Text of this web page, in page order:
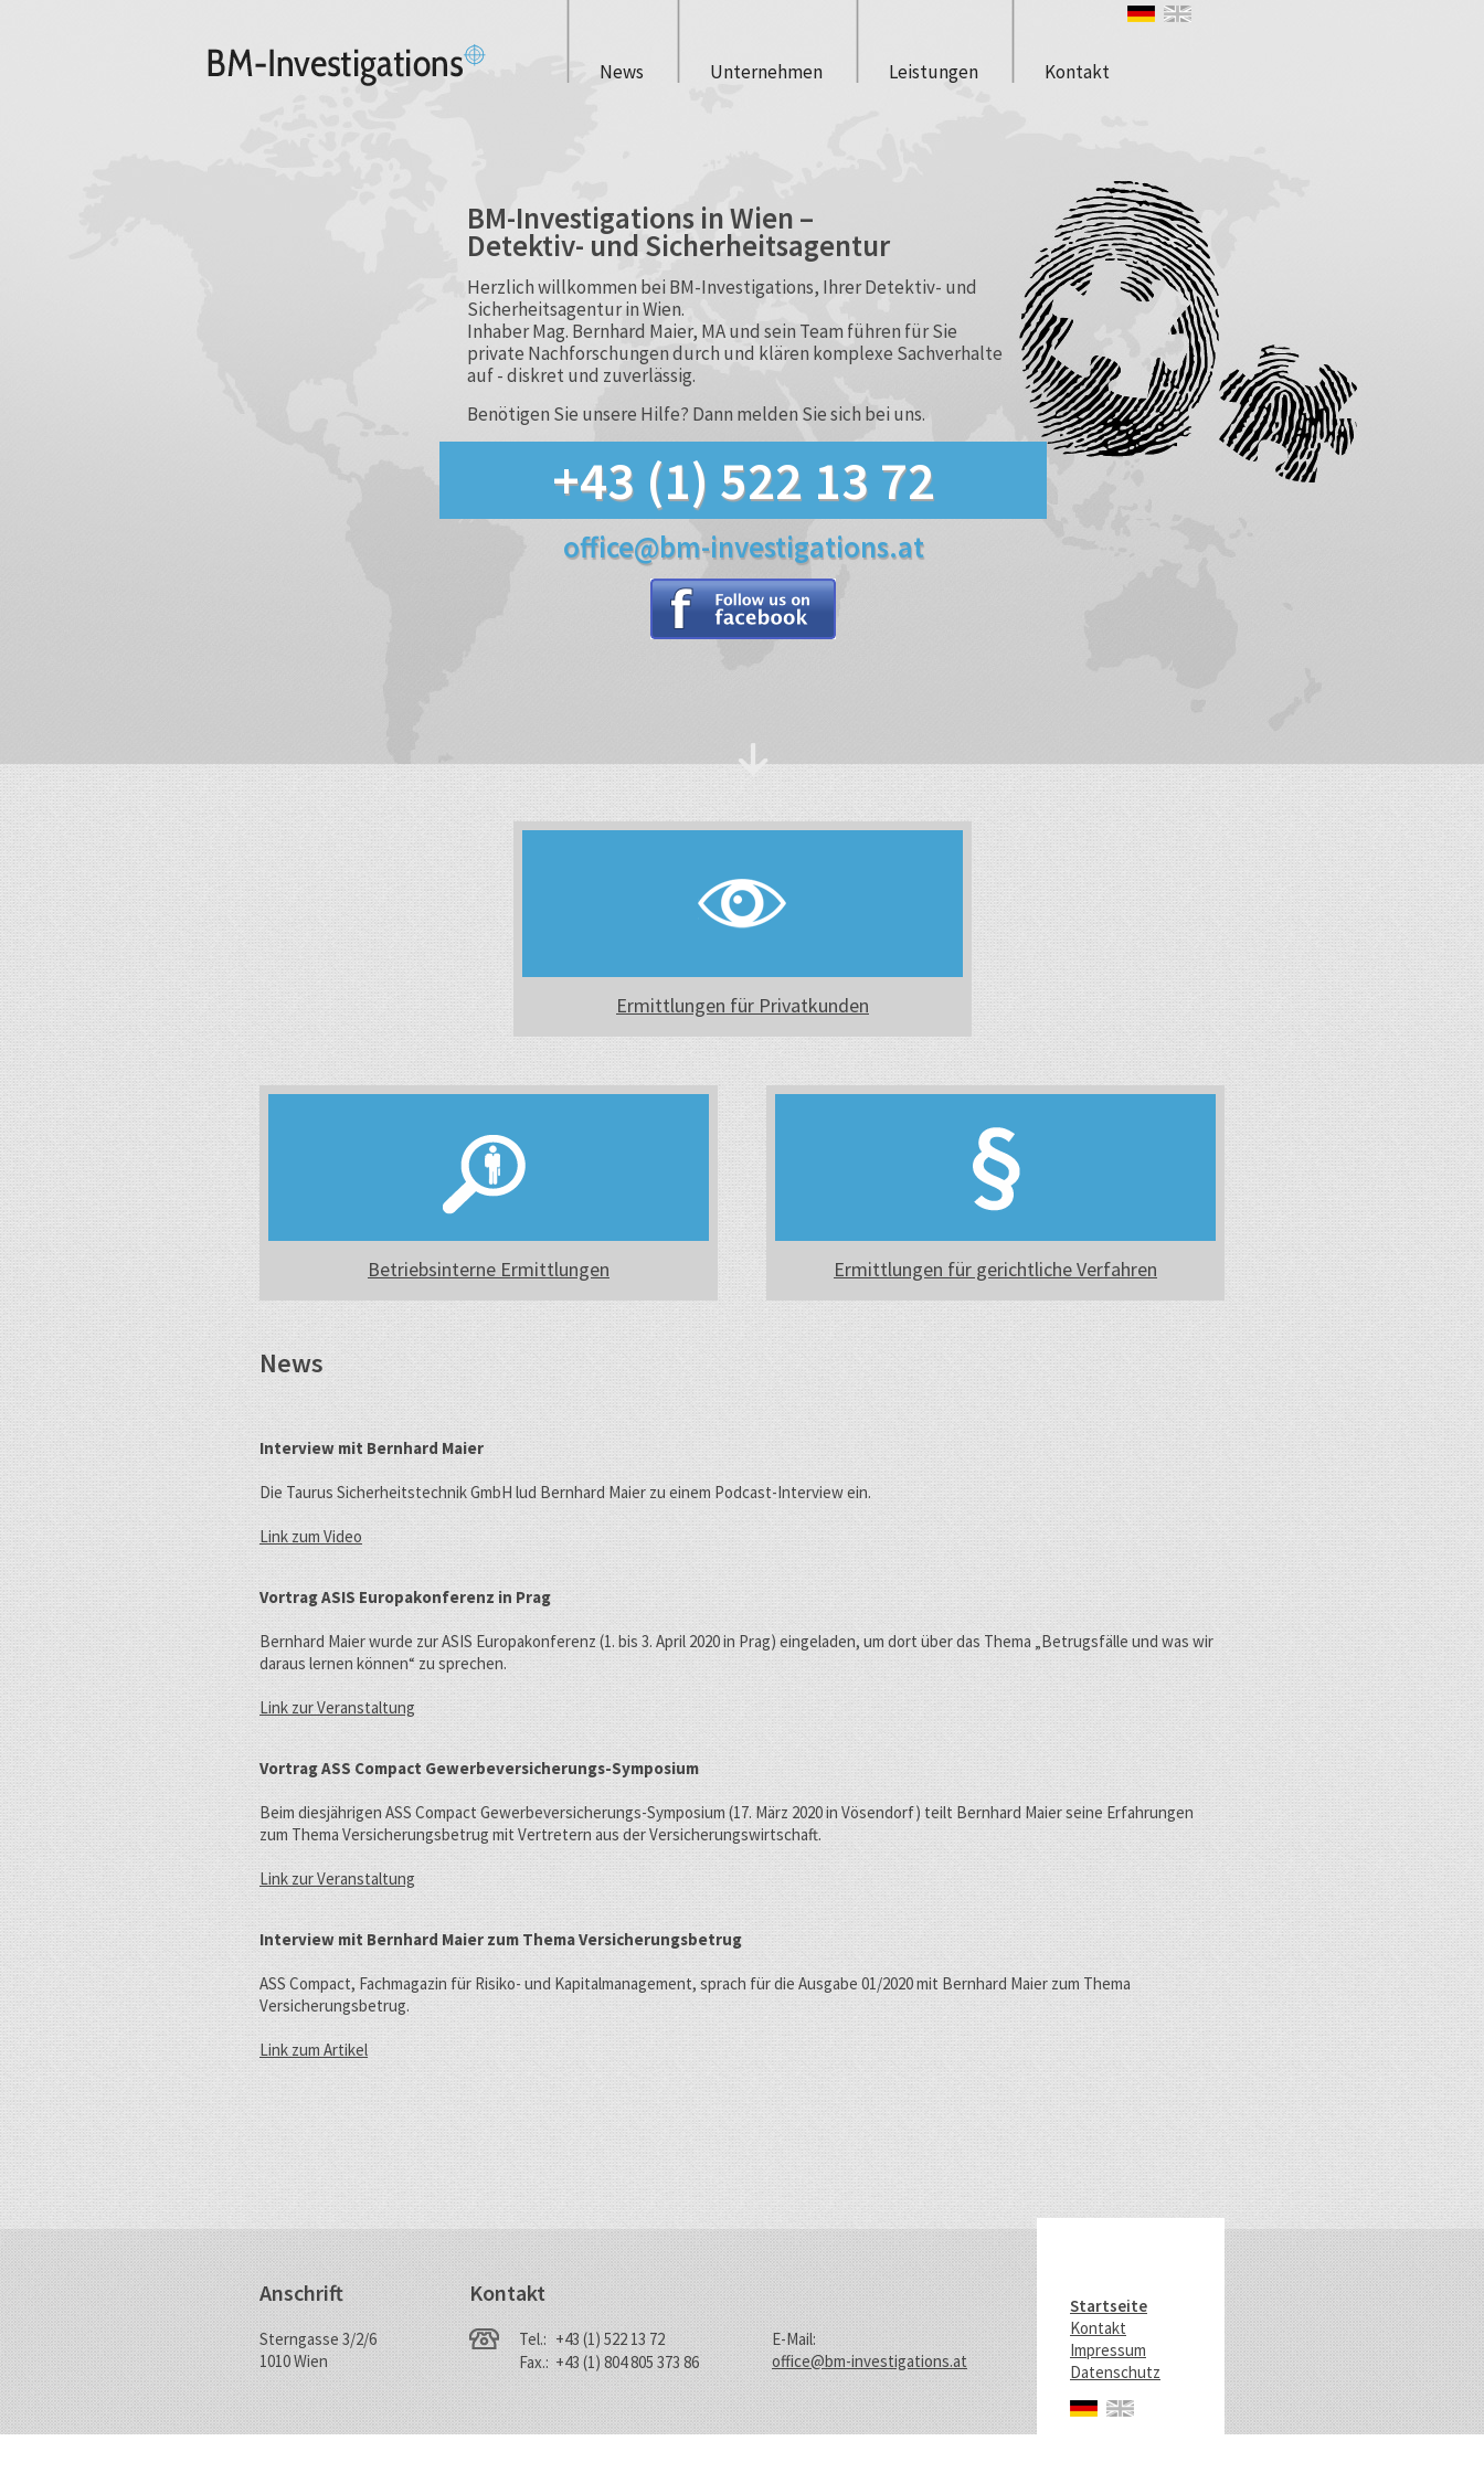
News Unternehmen Leistungen Kontakt
BM-Investigations in Wien –
Detektiv- und Sicherheitsagentur
Herzlich willkommen bei BM-Investigations, Ihrer Detektiv- und
Sicherheitsagentur in Wien.
Inhaber Mag. Bernhard Maier, MA und sein Team führen für Sie
private Nachforschungen durch und klären komplexe Sachverhalte
auf - diskret und zuverlässig.
Benötigen Sie unsere Hilfe? Dann melden Sie sich bei uns.
+43 (1) 522 13 72
office@bm-investigations.at
Ermittlungen für Privatkunden
Betriebsinterne Ermittlungen Ermittlungen für gerichtliche Verfahren
News
Interview mit Bernhard Maier
Die Taurus Sicherheitstechnik GmbH lud Bernhard Maier zu einem Podcast-Interview ein.
Link zum Video
Vortrag ASIS Europakonferenz in Prag
Bernhard Maier wurde zur ASIS Europakonferenz (1. bis 3. April 2020 in Prag) eingeladen, um dort über das Thema „Betrugsfälle und was wir
daraus lernen können“ zu sprechen.
Link zur Veranstaltung
Vortrag ASS Compact Gewerbeversicherungs-Symposium
Beim diesjährigen ASS Compact Gewerbeversicherungs-Symposium (17. März 2020 in Vösendorf) teilt Bernhard Maier seine Erfahrungen
zum Thema Versicherungsbetrug mit Vertretern aus der Versicherungswirtschaft.
Link zur Veranstaltung
Interview mit Bernhard Maier zum Thema Versicherungsbetrug
ASS Compact, Fachmagazin für Risiko- und Kapitalmanagement, sprach für die Ausgabe 01/2020 mit Bernhard Maier zum Thema
Versicherungsbetrug.
Link zum Artikel
Anschrift
Sterngasse 3/2/6
1010 Wien
Kontakt
Tel.: +43 (1) 522 13 72
Fax.: +43 (1) 804 805 373 86
E-Mail:
office@bm-investigations.at
Startseite
Kontakt
Impressum
Datenschutz